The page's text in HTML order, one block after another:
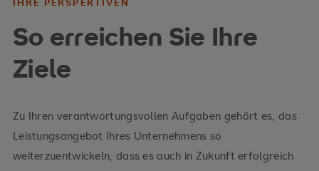
Ihre Inhalte
Grundsatzentscheidungen und
Dynamik von Markt und gesellschaftlichem
Umfeld
IHRE PERSPEKTIVEN
So erreichen Sie Ihre
Ziele
Zu Ihren verantwortungsvollen Aufgaben gehört es, das
Leistungsangebot Ihres Unternehmens so
weiterzuentwickeln, dass es auch in Zukunft erfolgreich